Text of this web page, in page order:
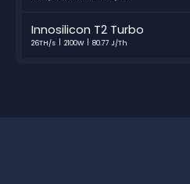
Innosilicon T2 Turbo
26TH/s 2100W 80.77 J/Th